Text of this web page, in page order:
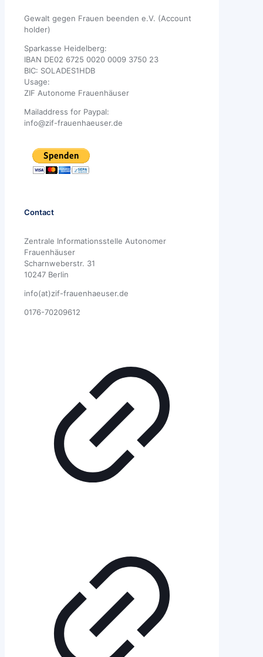
Gewalt gegen Frauen beenden e.V. (Account
holder)
Sparkasse Heidelberg:
IBAN DE02 6725 0020 0009 3750 23
BIC: SOLADES1HDB
Usage:
ZIF Autonome Frauenhäuser
Mailaddress for Paypal:
info@zif-frauenhaeuser.de
Contact
Zentrale Informationsstelle Autonomer
Frauenhäuser
Scharnweberstr. 31
10247 Berlin
info(at)zif-frauenhaeuser.de
0176-70209612